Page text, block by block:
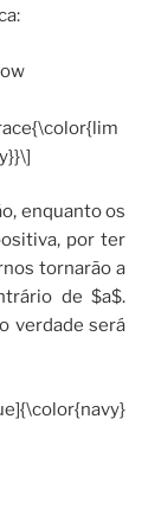
enquanto os
por ter
tornarão a
de $a$.
verdade será